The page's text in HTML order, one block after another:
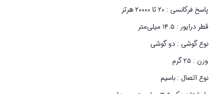
پاسخ فرکانسی : ۲۰ تا ۲۰۰۰۰ هرتز
قطر درایور : ۱۴.۵ میلی‌متر
نوع گوشی : دو گوشی
وزن : ۲۵ گرم
نوع اتصال : باسیم